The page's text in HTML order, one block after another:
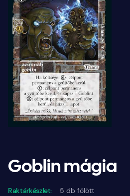
Goblin mágia
Raktárkészlet: 5 db fölött